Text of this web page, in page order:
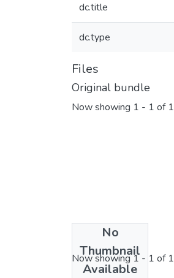
dc.title
dc.type
Files
Original bundle
Now showing 1 - 1 of 1
No
Thumbnail
Available
License bundle
Now showing1 - 1 of 1